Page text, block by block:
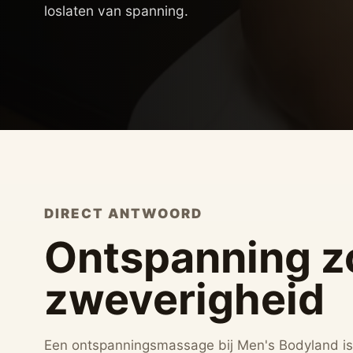
loslaten van spanning.
DIRECT ANTWOORD
Ontspanning
zweverigheid
Een ontspanningsmassage bij Men's Bodyland